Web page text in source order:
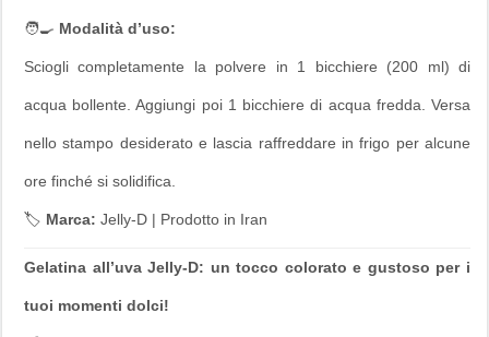
🧑‍🍳 Modalità d’uso:
Sciogli completamente la polvere in 1 bicchiere (200 ml) di
acqua bollente. Aggiungi poi 1 bicchiere di acqua fredda. Versa
nello stampo desiderato e lascia raffreddare in frigo per alcune
ore finché si solidifica.
🏷️ Marca: Jelly-D | Prodotto in Iran
Gelatina all’uva Jelly-D: un tocco colorato e gustoso per i
tuoi momenti dolci!